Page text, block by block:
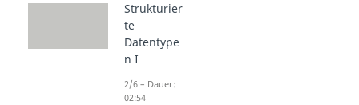
Strukturier
te
Datentype
n I
2/6 – Dauer:
02:54